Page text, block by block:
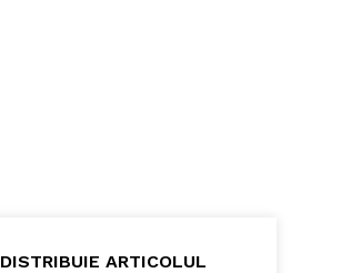
DISTRIBUIE ARTICOLUL